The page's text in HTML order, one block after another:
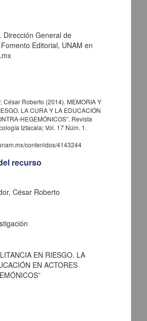
PERSONAS MAYORES DE 65 AÑOS
SEGÚN SU CONTEXTO SOCIAL
Viejo Medina, Yrlen Victoria; Compañ
Iztacala, UNAM
Dirección General de
Editorial, UNAM en
César Roberto (2014). MEMORIA Y
LA CURA Y LA EDUCACIÓN
HEGEMÓNICOS”. Revista
Iztacala; Vol. 17 Núm. 1.
contenidos/4143244
recurso
César Roberto
EN RIESGO. LA
EN ACTORES